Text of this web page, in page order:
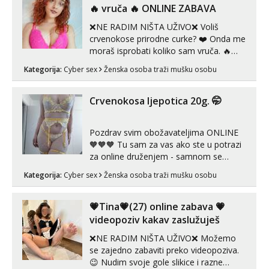
neljubim se Wha...
‎️‍🔥 vruča‎ ️‍🔥 ONLINE ZABAVA
❌NE RADIM NIŠTA UŽIVO❌ Voliš
crvenokose prirodne curke? ❤️ Onda me
moraš isprobati koliko sam vruča.‎ ️‍🔥
MLADA vražica koja ima 100%
prorodne grudi, 💦 Misli su mi uvijek
U mojoj raznolikoj ponudi možeš
pranaći nešto po svojoj mjeri. Sexi videa
Kategorija: Cyber sex Ženska osoba traži mušku osobu
Crvenokosa ljepotica 20g. 🤭
Pozdrav svim obožavateljima ONLINE
🧡🧡🧡 Tu sam za vas ako ste u potrazi
za online druženjem - samnom se
možete zabaviti preko videopoziva, ili
ako vam nisam dovoljna radim i u paru i
😉 Radim i vruća tipkanja uz slike i hot
line pozive. Za vas sam pripremila ...
Kategorija: Cyber sex Ženska osoba traži mušku osobu
💗Tina💗(27) online zabava 💗
videopoziv kakav zaslužuješ
❌NE RADIM NIŠTA UŽIVO❌ Možemo
se zajedno zabaviti preko videopoziva.
😉 Nudim svoje gole slikice i razne